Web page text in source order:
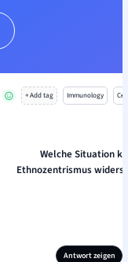
+ Add tag Immunology
Welche Situation
Ethnozentrismus
Antwort zeigen